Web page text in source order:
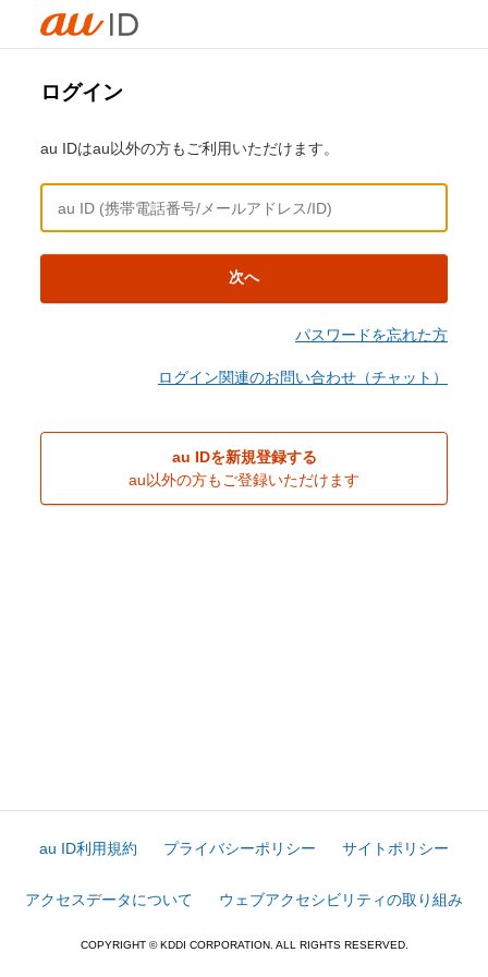
ログイン
au IDはau以外の方もご利用いただけます。
次へ
パスワードを忘れた方
ログイン関連のお問い合わせ（チャット）
au IDを新規登録する
au以外の方もご登録いただけます
au ID利用規約 プライバシーポリシー サイトポリシー
アクセスデータについて ウェブアクセシビリティの取り組み
COPYRIGHT © KDDI CORPORATION. ALL RIGHTS RESERVED.